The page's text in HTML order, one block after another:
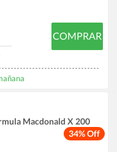
COMPRAR
34% Off
Macdonald X 200